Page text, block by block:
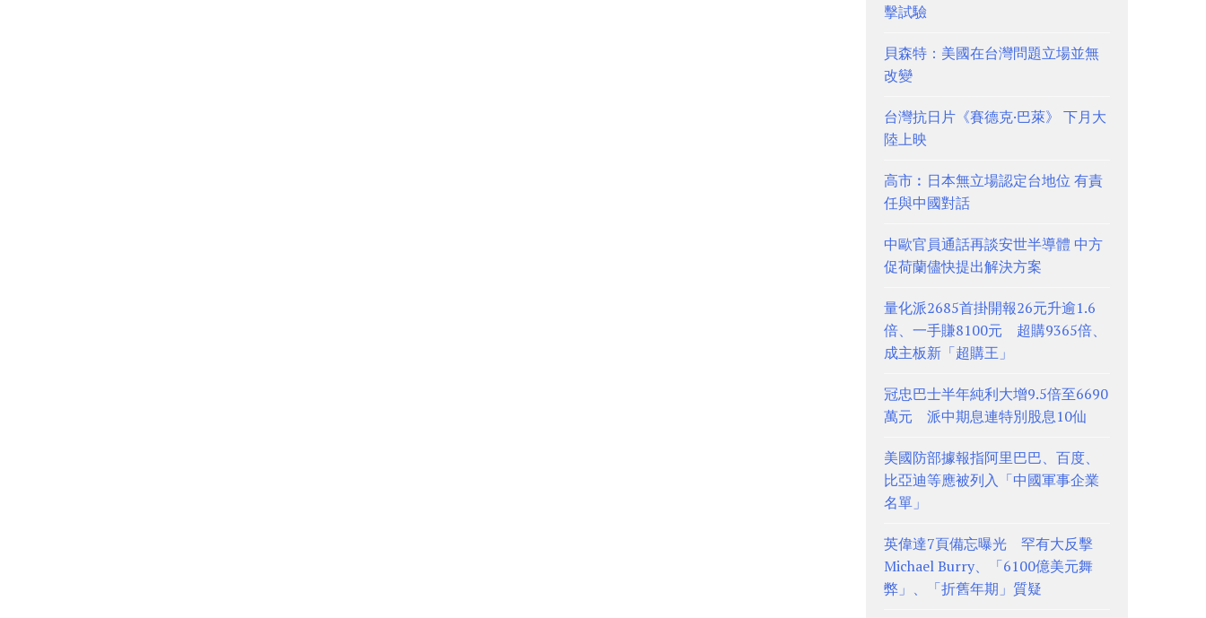
擊試驗
貝森特：美國在台灣問題立場並無
改變
台灣抗日片《賽德克·巴萊》 下月大
陸上映
高市︰日本無立場認定台地位 有責
任與中國對話
中歐官員通話再談安世半導體 中方
促荷蘭儘快提出解決方案
量化派2685首掛開報26元升逾1.6
倍、一手賺8100元 超購9365倍、
成主板新「超購王」
冠忠巴士半年純利大增9.5倍至6690
萬元 派中期息連特別股息10仙
美國防部據報指阿里巴巴、百度、
比亞迪等應被列入「中國軍事企業
名單」
英偉達7頁備忘曝光 罕有大反擊
Michael Burry、「6100億美元舞
弊」、「折舊年期」質疑